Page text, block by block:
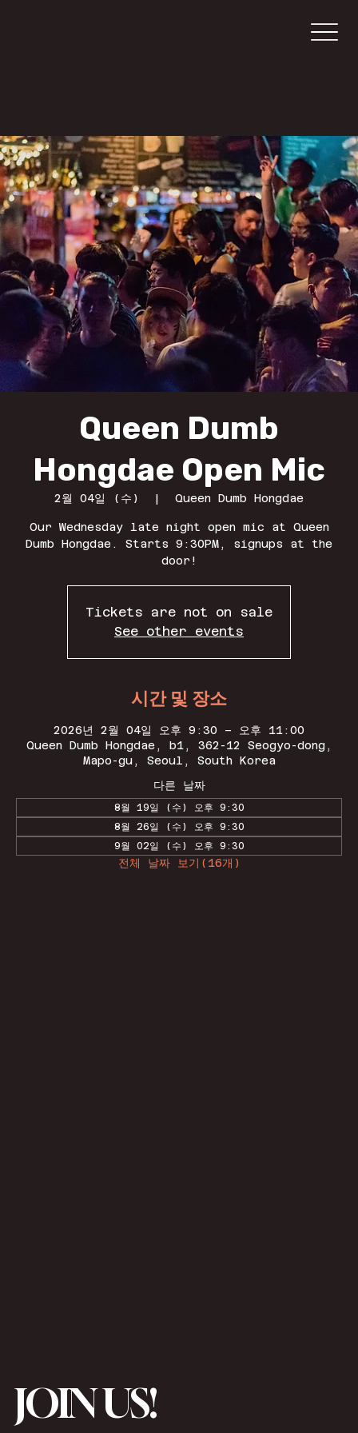
Queen Dumb
Hongdae Open Mic
2월 04일 (수)
  |
Queen Dumb Hongdae
Our Wednesday late night open mic at Queen
Dumb Hongdae. Starts 9:30PM, signups at the
door!
Tickets are not on sale
See other events
시간 및 장소
2026년 2월 04일 오후 9:30 – 오후 11:00
Queen Dumb Hongdae, b1, 362-12 Seogyo-dong,
Mapo-gu, Seoul, South Korea
다른 날짜
8월 19일 (수) 오후 9:30
8월 26일 (수) 오후 9:30
9월 02일 (수) 오후 9:30
전체 날짜 보기(16개)
JOIN US!